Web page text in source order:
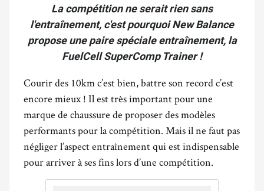
La compétition ne serait rien sans
l'entraînement, c'est pourquoi New Balance
propose une paire spéciale entraînement, la
FuelCell SuperComp Trainer !
Courir des 10km c’est bien, battre son record c’est
encore mieux ! Il est très important pour une
marque de chaussure de proposer des modèles
performants pour la compétition. Mais il ne faut pas
négliger l’aspect entraînement qui est indispensable
pour arriver à ses fins lors d’une compétition.